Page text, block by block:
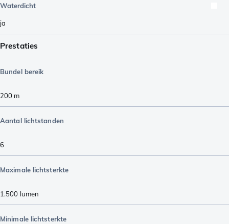
Waterdicht
ja
Prestaties
Bundel bereik
200 m
Aantal lichtstanden
6
Maximale lichtsterkte
1.500 lumen
Minimale lichtsterkte